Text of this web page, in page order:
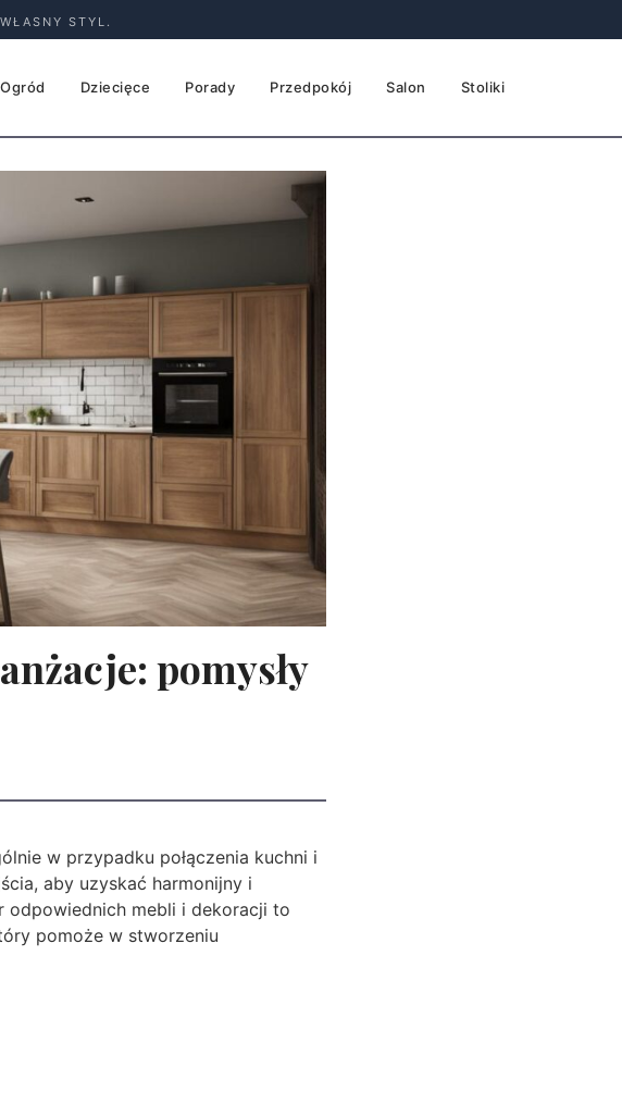
STYL.
Ogród Dziecięce Porady Przedpokój Salon Stoliki
pomysły
w przypadku połączenia kuchni i
aby uzyskać harmonijny i
odpowiednich mebli i dekoracji to
pomoże w stworzeniu